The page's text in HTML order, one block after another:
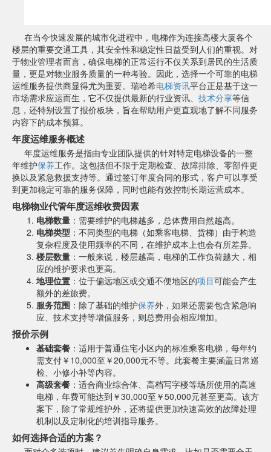
在当今快速发展的城市化进程中，电梯作为连接高楼大厦各个
楼层的重要交通工具，其安全性和稳定性日益受到人们的重视。对
于物业管理者而言，确保电梯的正常运行不仅关系到居民的生活质
量，更是对物业服务质量的一种考验。因此，选择一个可靠的电梯
运维服务提供商显得尤为重要。瑞哈希电梯资讯平台正是基于这一
市场需求应运而生，它不仅提供最新的行业资讯、 技术分享等信
息，还特别设置了报价板块，旨在帮助用户更直观地了解不同服务
内容下的成本预算。
年度运维服务概述
年度运维服务是指由专业团队提供的针对特定电梯设备的一整
年维护保养工作。这包括但不限于定期检查、故障排除、零部件更
换以及紧急救援支持等。通过签订年度合同的形式，客户可以享受
到更加稳定可靠的服务保障，同时也能有效控制长期运营成本。
电梯物业代管年度运维收费因素
电梯数量 ：需要维护的电梯越多，总体费用自然越高。
电梯类型 ：不同类型的电梯（如乘客电梯、货梯）由于构造
复杂程度及使用频率的不同，在维护成本上也会有所差异。
楼层数量 ：一般来说，楼层越高，电梯的工作负荷越大，相
应的维护要求也更高。
地理位置 ：位于偏远地区或交通不便地区的项目可能会产生
额外的差旅费。
服务范围 ：除了基础的维护保养外，如果还需要包含紧急响
应、技术支持等增值服务，则总费用会相应增加。
报价示例
基础套餐 ：适用于普通住宅小区内的标准乘客电梯，每年约
需支付￥10,000至￥20,000元不等。此套餐主要涵盖日常巡
检、小修小补等内容。
高级套餐 ：适合商业综合体、高档写字楼等场所使用的高速
电梯，年费可能达到￥30,000至￥50,000元甚至更高。该方
案下，除了常规维护外，还将提供更加快速高效的故障处理
机制以及定制化的培训指导服务。
如何选择合适的方案？